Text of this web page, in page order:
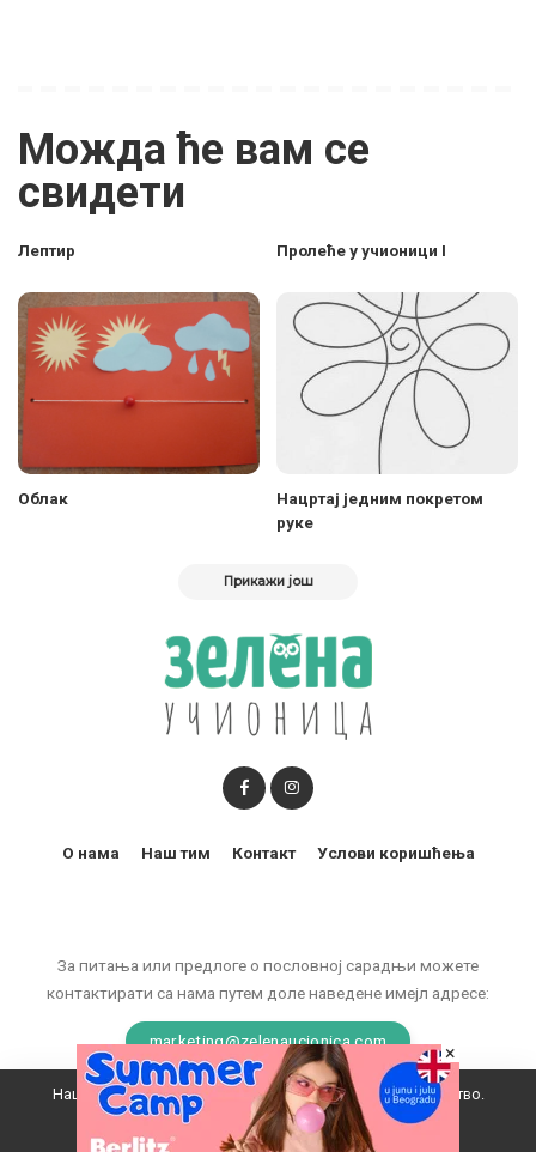
Можда ће вам се
свидети
Лептир Пролеће у учионици I
Облак
Нацртај једним покретом
руке
Прикажи још
За питања или предлоге о пословној сарадњи можете
контактирати са нама путем доле наведене имејл адресе:
marketing@zelenaucionica.com
О нама Наш тим Контакт Услови коришћења
© 2011-2024 Copyright by Zelena učionica. All Rights reserved.
Наш вебсајт користи колачиће да побољша ваше искуство.
Прихватам
×